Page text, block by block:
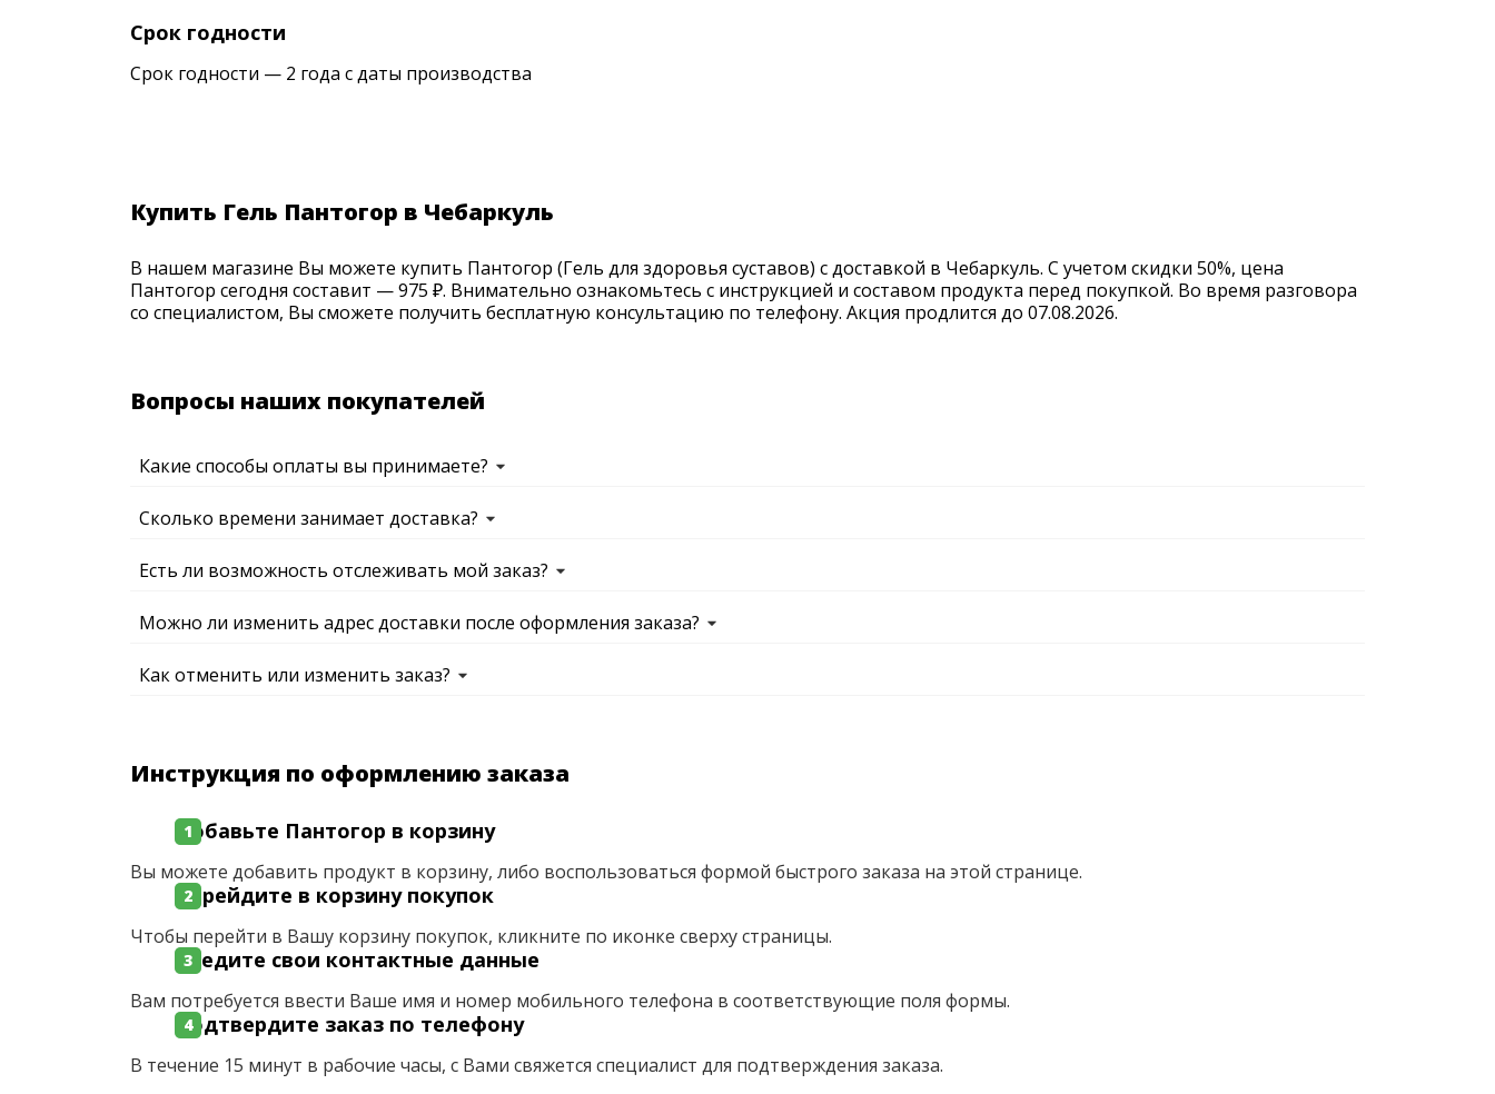
Срок годности
Срок годности — 2 года с даты производства
Купить Гель Пантогор в Чебаркуль
В нашем магазине Вы можете купить Пантогор (Гель для здоровья суставов) с доставкой в Чебаркуль. С учетом скидки 50%, цена
Пантогор сегодня составит — 975 ₽. Внимательно ознакомьтесь с инструкцией и составом продукта перед покупкой. Во время разговора
со специалистом, Вы сможете получить бесплатную консультацию по телефону. Акция продлится до 07.08.2026.
Вопросы наших покупателей
Какие способы оплаты вы принимаете?
Сколько времени занимает доставка?
Есть ли возможность отслеживать мой заказ?
Можно ли изменить адрес доставки после оформления заказа?
Как отменить или изменить заказ?
Инструкция по оформлению заказа
Добавьте Пантогор в корзину
Вы можете добавить продукт в корзину, либо воспользоваться формой быстрого заказа на этой странице.
Перейдите в корзину покупок
Чтобы перейти в Вашу корзину покупок, кликните по иконке сверху страницы.
Введите свои контактные данные
Вам потребуется ввести Ваше имя и номер мобильного телефона в соответствующие поля формы.
Подтвердите заказ по телефону
В течение 15 минут в рабочие часы, с Вами свяжется специалист для подтверждения заказа.